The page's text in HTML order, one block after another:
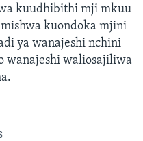
kuudhibithi mji mkuu
kuondoka mjini
ya wanajeshi nchini
wanajeshi waliosajiliwa